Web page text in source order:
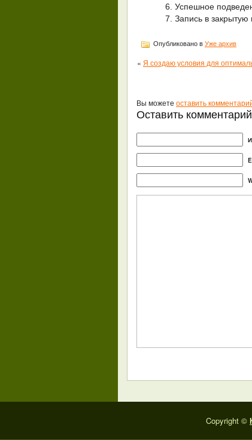
Успешное
Запись в закрытую
Опубликовано в Уже архив
« Я создаю условия для
Вы можете оставить
Оставить комментарий
Copyright ©